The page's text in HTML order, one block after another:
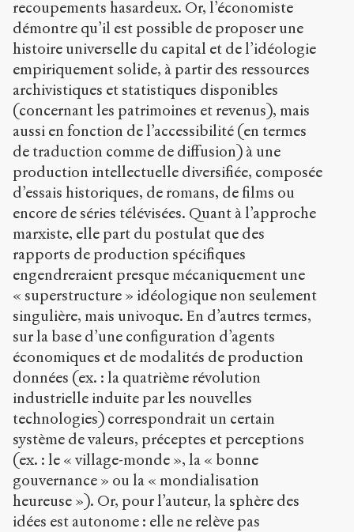
recoupements hasardeux. Or, l’économiste
démontre qu’il est possible de proposer une
histoire universelle du capital et de l’idéologie
empiriquement solide, à partir des ressources
archivistiques et statistiques disponibles
(concernant les patrimoines et revenus), mais
aussi en fonction de l’accessibilité (en termes
de traduction comme de diffusion) à une
production intellectuelle diversifiée, composée
d’essais historiques, de romans, de films ou
encore de séries télévisées. Quant à l’approche
marxiste, elle part du postulat que des
rapports de production spécifiques
engendreraient presque mécaniquement une
« superstructure » idéologique non seulement
singulière, mais univoque. En d’autres termes,
sur la base d’une configuration d’agents
économiques et de modalités de production
données (ex. : la quatrième révolution
industrielle induite par les nouvelles
technologies) correspondrait un certain
système de valeurs, préceptes et perceptions
(ex. : le « village-monde », la « bonne
gouvernance » ou la « mondialisation
heureuse »). Or, pour l’auteur, la sphère des
idées est autonome : elle ne relève pas